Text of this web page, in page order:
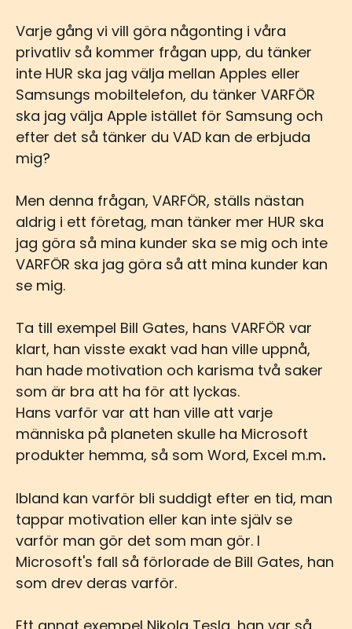
Varje gång vi vill göra någonting i våra
privatliv så kommer frågan upp, du tänker
inte HUR ska jag välja mellan Apples eller
Samsungs mobiltelefon, du tänker VARFÖR
ska jag välja Apple istället för Samsung och
efter det så tänker du VAD kan de erbjuda
mig?
Men denna frågan, VARFÖR, ställs nästan
aldrig i ett företag, man tänker mer HUR ska
jag göra så mina kunder ska se mig och inte
VARFÖR ska jag göra så att mina kunder kan
se mig.
Ta till exempel Bill Gates, hans VARFÖR var
klart, han visste exakt vad han ville uppnå,
han hade motivation och karisma två saker
som är bra att ha för att lyckas.
Hans varför var att han ville att varje
människa på planeten skulle ha Microsoft
produkter hemma, så som Word, Excel m.m.
Ibland kan varför bli suddigt efter en tid, man
tappar motivation eller kan inte själv se
varför man gör det som man gör. I
Microsoft's fall så förlorade de Bill Gates, han
som drev deras varför.